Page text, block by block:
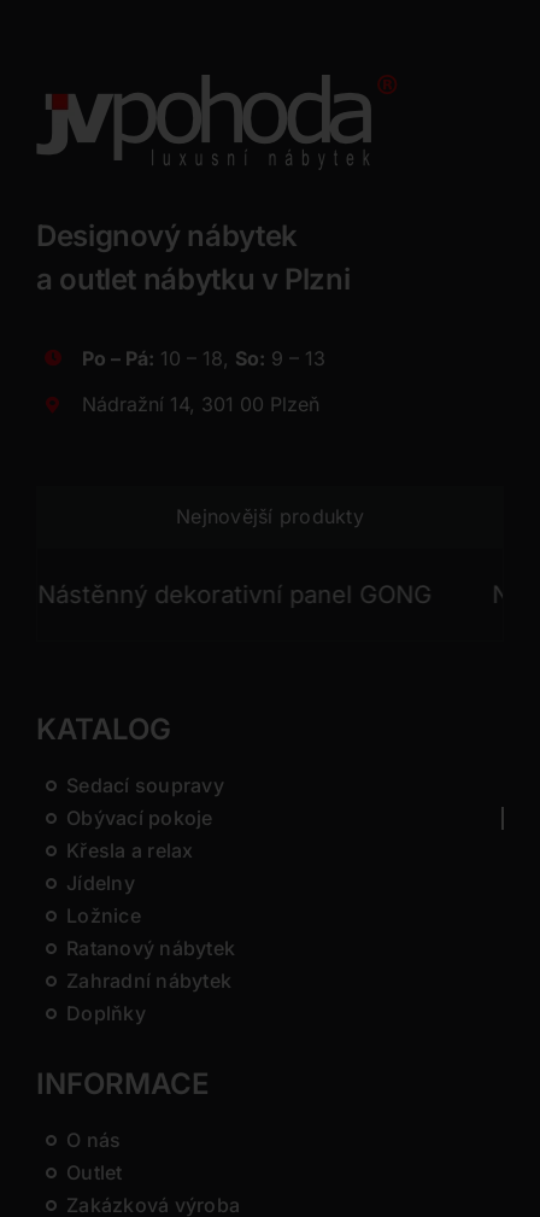
Designový nábytek
a outlet nábytku v Plzni
Po – Pá: 10 – 18, So: 9 – 13
Nádražní 14, 301 00 Plzeň
Nejnovější produkty
dekorativní panel GONG
KATALOG
Sedací soupravy
Obývací pokoje
Křesla a relax
Jídelny
Ložnice
Ratanový nábytek
Zahradní nábytek
Doplňky
INFORMACE
O nás
Outlet
Zakázková výroba